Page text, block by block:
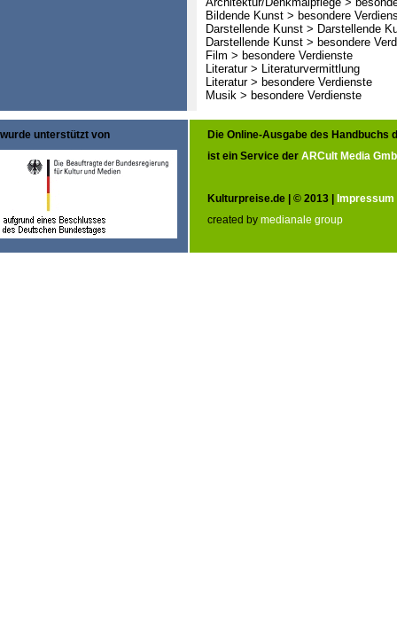
Bildende Kunst > besondere
Darstellende Kunst > Darstellende
Darstellende Kunst > besondere
Film > besondere Verdienste
Literatur > Literaturvermittlung
Literatur > besondere Verdienste
Musik > besondere Verdienste
wurde unterstützt von
Die Online-Ausgabe des Handbuchs
ist ein Service der ARCult Media
Kulturpreise.de | © 2013 | Impressum
created by medianale group